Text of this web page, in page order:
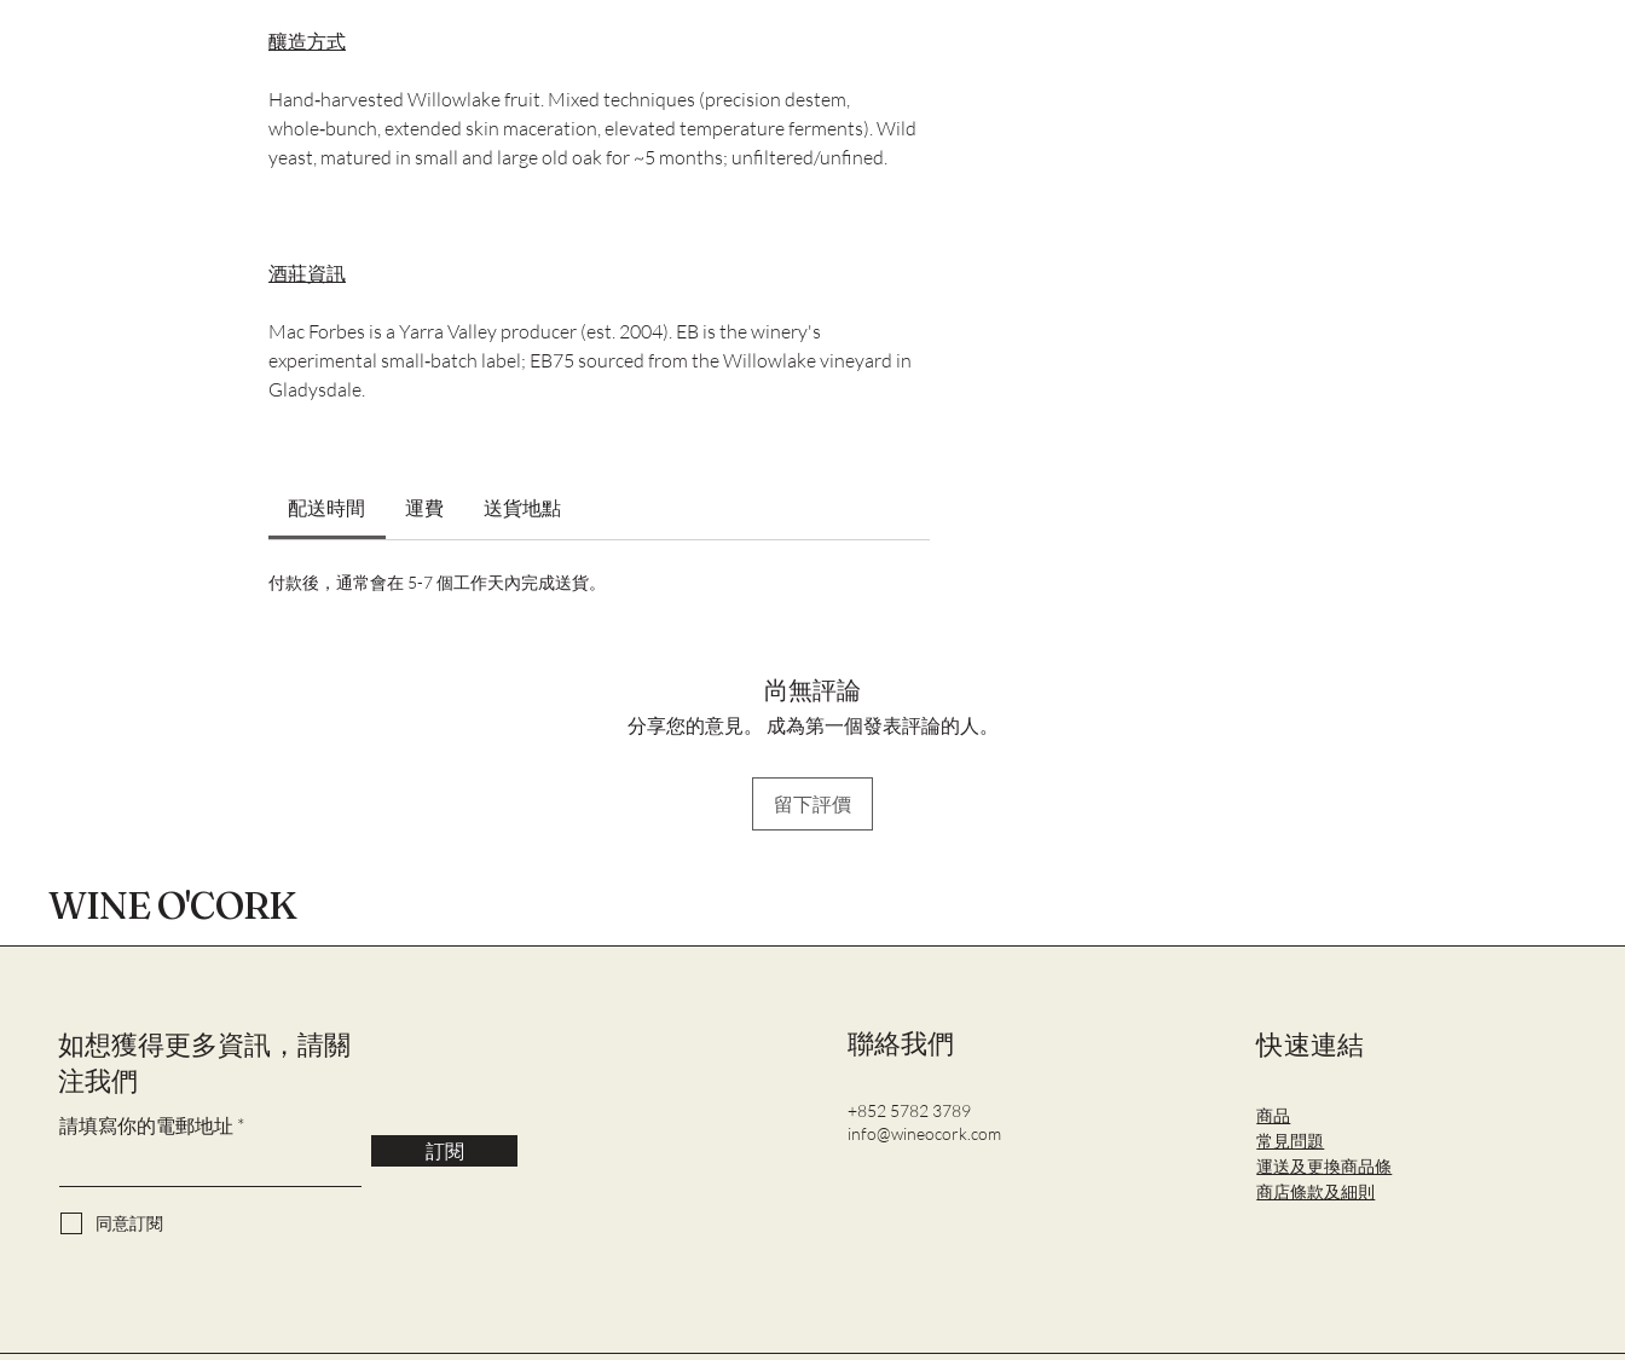
釀造方式
Hand‑harvested Willowlake fruit. Mixed techniques (precision destem,
whole‑bunch, extended skin maceration, elevated temperature ferments). Wild
yeast, matured in small and large old oak for ~5 months; unfiltered/unfined.
酒莊資訊
Mac Forbes is a Yarra Valley producer (est. 2004). EB is the winery's
experimental small‑batch label; EB75 sourced from the Willowlake vineyard in
Gladysdale.
配送時間 運費 送貨地點
付款後，通常會在 5-7 個工作天內完成送貨。
尚無評論
分享您的意見。 成為第一個發表評論的人。
留下評價
WINE O'CORK
​如想獲得更多資訊，請關
注我們
請填寫你的電郵地址
訂閱
同意訂閱
聯絡我們
+852 5782 3789
info@wineocork.com
快速連結
商品
​常見問題
運送及更換商品條
商店條款及細則